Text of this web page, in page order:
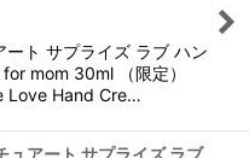
ト サプライズ ラブ ハン
mom 30ml （限定）
Love Hand Cre…
ュアート サプライズ ラブ